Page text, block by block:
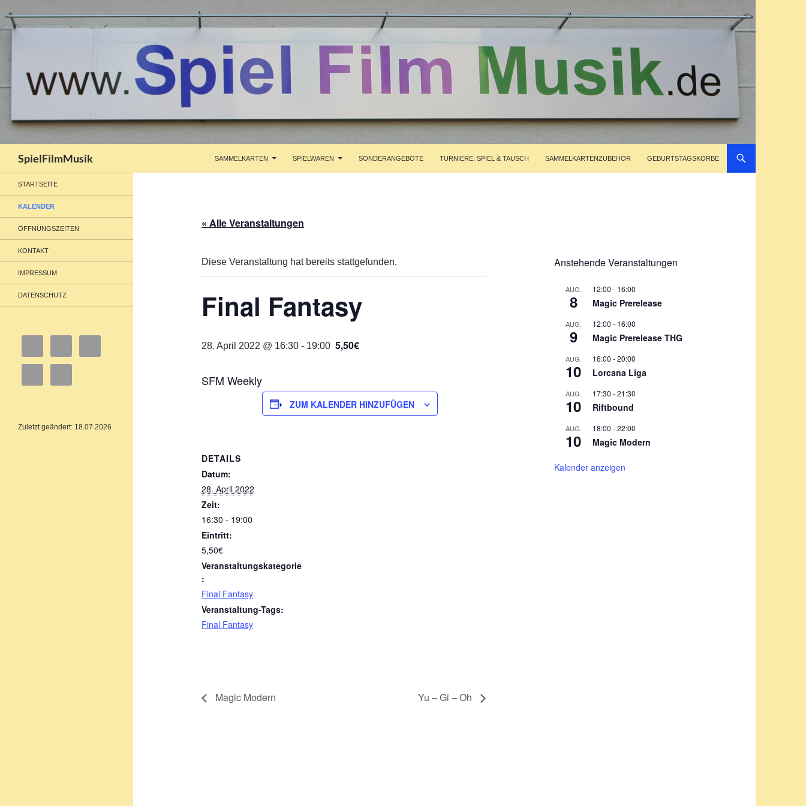
SpielFilmMusik
SAMMELKARTEN
SPIELWAREN SONDERANGEBOTE TURNIERE, SPIEL & TAUSCH SAMMELKARTENZUBEHÖR GEBURTSTAGSKÖRBE
« Alle Veranstaltungen
Diese Veranstaltung hat bereits stattgefunden.
Final Fantasy
28. April 2022 @ 16:30 - 19:00 5,50€
SFM Weekly
ZUM KALENDER HINZUFÜGEN
DETAILS
Datum:
28. April 2022
Zeit:
16:30 - 19:00
Eintritt:
5,50€
Veranstaltungskategorie
:
Final Fantasy
Veranstaltung-Tags:
Final Fantasy
Magic Modern Yu – Gi – Oh
Anstehende Veranstaltungen
AUG.
8
12:00 - 16:00
Magic Prerelease
AUG.
9
12:00 - 16:00
Magic Prerelease THG
AUG.
10
16:00 -20:00
Lorcana Liga
AUG.
10
17:30 -21:30
Riftbound
AUG.
10
18:00 -22:00
Magic Modern
Kalender anzeigen
STARTSEITE
KALENDER
ÖFFNUNGSZEITEN
KONTAKT
IMPRESSUM
DATENSCHUTZ
Zuletzt geändert: 18.07.2026